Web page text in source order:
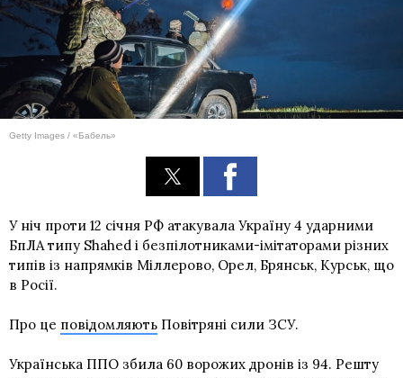
Getty Images / «Бабель»
У ніч проти 12 січня РФ атакувала Україну 4 ударними
БпЛА типу Shahed і безпілотниками-імітаторами різних
типів із напрямків Міллерово, Орел, Брянськ, Курськ, що
в Росії.
Про це повідомляють Повітряні сили ЗСУ.
Українська ППО збила 60 ворожих дронів із 94. Решту